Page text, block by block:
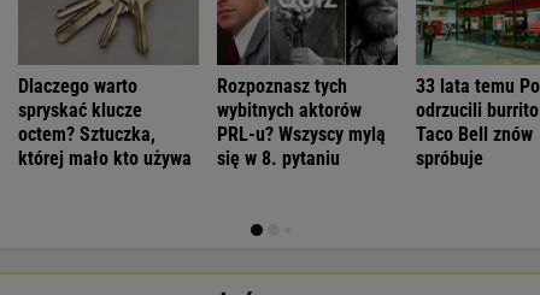
Dlaczego warto
spryskać klucze
octem? Sztuczka,
której mało kto używa
Rozpoznasz tych
wybitnych aktorów
PRL-u? Wszyscy mylą
się w 8. pytaniu
33 lata temu
odrzucili
Taco Bell znów
spróbuje